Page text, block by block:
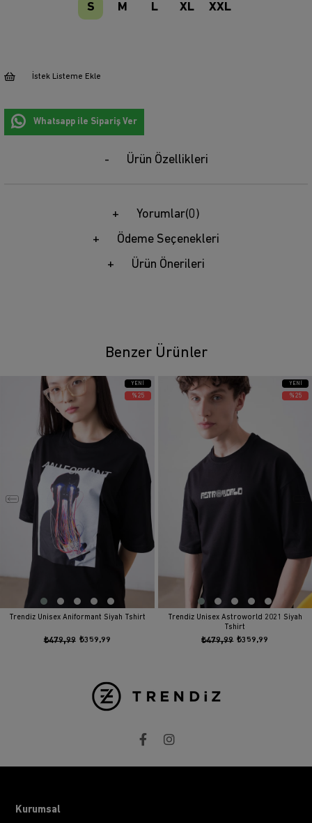
S M L XL XXL
İstek Listeme Ekle
Whatsapp ile Sipariş Ver
Ürün Özellikleri
Yorumlar(0)
Ödeme Seçenekleri
Ürün Önerileri
Benzer Ürünler
Trendiz Unisex Aniformant Siyah Tshirt
₺359,99
₺479,99
YENI
ÜRÜN
%25
Trendiz Unisex Astroworld 2021 Siyah
Tshirt
₺359,99
₺479,99
YENI
ÜRÜN
%25
Kurumsal